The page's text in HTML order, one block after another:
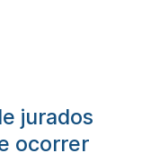
jurados
ocorrer